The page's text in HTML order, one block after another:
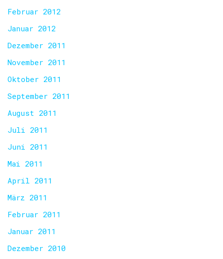
Februar 2012
Januar 2012
Dezember 2011
November 2011
Oktober 2011
September 2011
August 2011
Juli 2011
Juni 2011
Mai 2011
April 2011
März 2011
Februar 2011
Januar 2011
Dezember 2010